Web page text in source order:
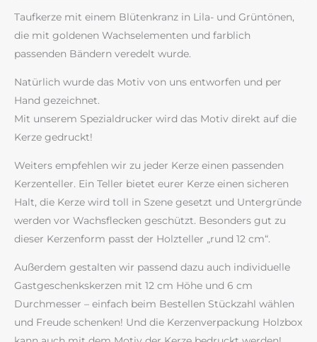
Taufkerze mit einem Blütenkranz in Lila- und Grüntönen,
die mit goldenen Wachselementen und farblich
passenden Bändern veredelt wurde.
Natürlich wurde das Motiv von uns entworfen und per
Hand gezeichnet.
Mit unserem Spezialdrucker wird das Motiv direkt auf die
Kerze gedruckt!
Weiters empfehlen wir zu jeder Kerze einen passenden
Kerzenteller. Ein Teller bietet eurer Kerze einen sicheren
Halt, die Kerze wird toll in Szene gesetzt und Untergründe
werden vor Wachsflecken geschützt. Besonders gut zu
dieser Kerzenform passt der Holzteller „rund 12 cm“.
Außerdem gestalten wir passend dazu auch individuelle
Gastgeschenkskerzen mit 12 cm Höhe und 6 cm
Durchmesser – einfach beim Bestellen Stückzahl wählen
und Freude schenken! Und die Kerzenverpackung Holzbox